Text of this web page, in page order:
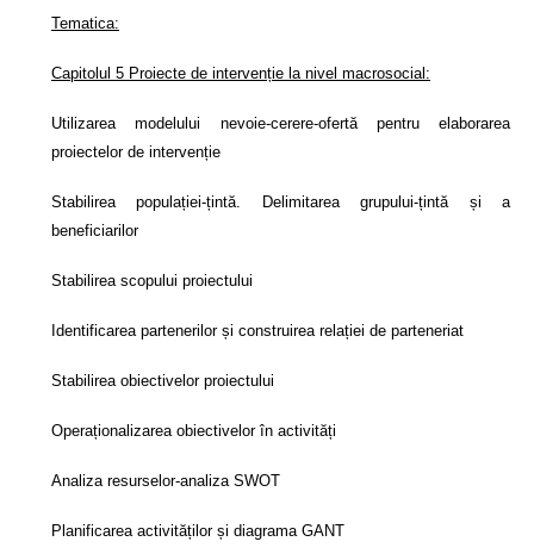
Tematica:
Capitolul 5 Proiecte de intervenție la nivel macrosocial:
Utilizarea modelului nevoie-cerere-ofertă pentru elaborarea
proiectelor de intervenție
Stabilirea populației-țintă. Delimitarea grupului-țintă și a
beneficiarilor
Stabilirea scopului proiectului
Identificarea partenerilor și construirea relației de parteneriat
Stabilirea obiectivelor proiectului
Operaționalizarea obiectivelor în activități
Analiza resurselor-analiza SWOT
Planificarea activităților și diagrama GANT